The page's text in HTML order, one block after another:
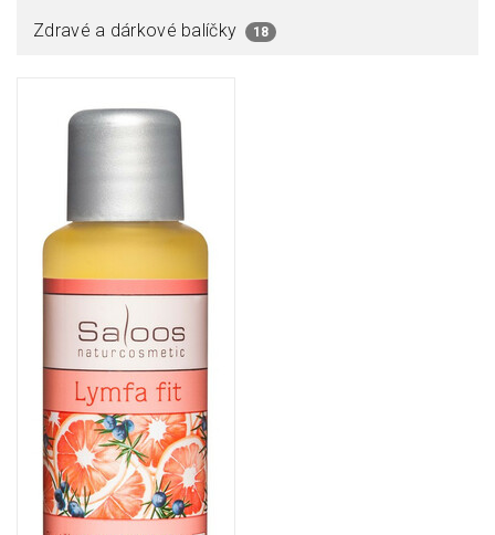
Zdravé a dárkové balíčky 18